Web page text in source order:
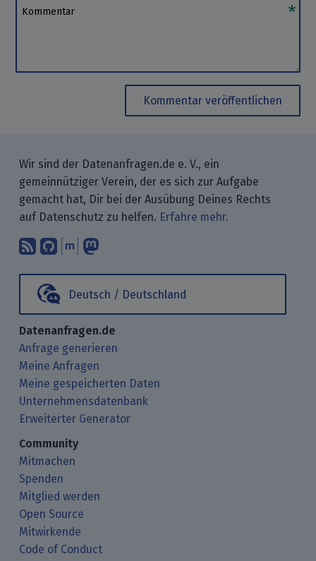
Kommentar
Kommentar veröffentlichen
Wir sind der Datenanfragen.de e. V., ein
gemeinnütziger Verein, der es sich zur Aufgabe
gemacht hat, Dir bei der Ausübung Deines Rechts
auf Datenschutz zu helfen. Erfahre mehr.
Abonniere unsere Blogbeiträge mit
Finde uns bei GitHub.
Unterhalte Dich mit uns über
Deutsch / Deutschland
Datenanfragen.de
Anfrage generieren
Meine Anfragen
Meine gespeicherten Daten
Unternehmensdatenbank
Erweiterter Generator
Community
Mitmachen
Spenden
Mitglied werden
Open Source
Mitwirkende
Code of Conduct